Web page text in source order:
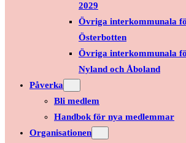
2029
Övriga interkommunala
Österbotten
Övriga interkommunala
Nyland och Åboland
Påverka
Bli medlem
Handbok för nya medlemmar
Organisationen